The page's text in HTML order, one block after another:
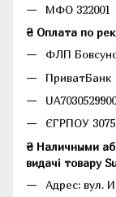
МФО 322001
₴ Оплата по
ФЛП
ПриватБанк
ЄГРПОУ
₴ Наличными
видачі товару
Адрес: вул.